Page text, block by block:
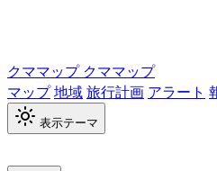
クママップ クママップ
マップ地域旅行計画 アラート
表示テーマ